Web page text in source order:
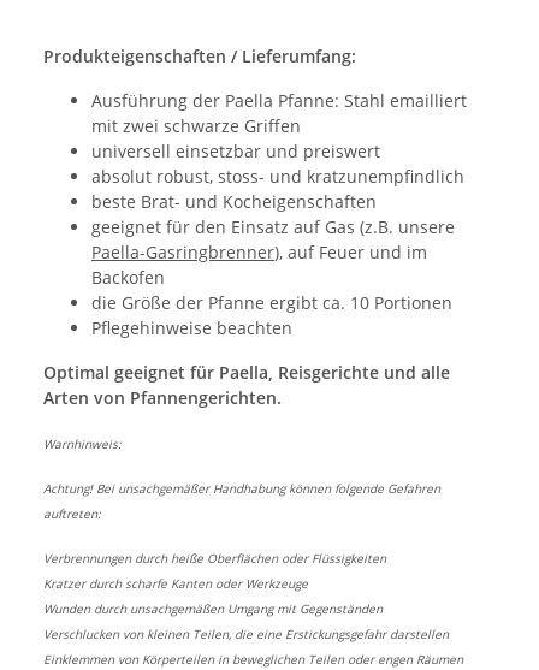
Produkteigenschaften / Lieferumfang:
Ausführung der Paella Pfanne: Stahl emailliert
mit zwei schwarze Griffen
universell einsetzbar und preiswert
absolut robust, stoss- und kratzunempfindlich
beste Brat- und Kocheigenschaften
geeignet für den Einsatz auf Gas (z.B. unsere
Paella-Gasringbrenner), auf Feuer und im
Backofen
die Größe der Pfanne ergibt ca. 10 Portionen
Pflegehinweise beachten
Optimal geeignet für Paella, Reisgerichte und alle
Arten von Pfannengerichten.
Warnhinweis:
Achtung! Bei unsachgemäßer Handhabung können folgende Gefahren
auftreten:
Verbrennungen durch heiße Oberflächen oder Flüssigkeiten
Kratzer durch scharfe Kanten oder Werkzeuge
Wunden durch unsachgemäßen Umgang mit Gegenständen
Verschlucken von kleinen Teilen, die eine Erstickungsgefahr darstellen
Einklemmen von Körperteilen in beweglichen Teilen oder engen Räumen